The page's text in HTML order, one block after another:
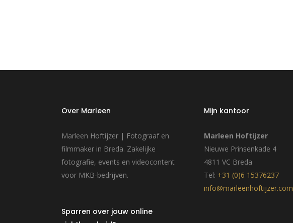
Over Marleen
Marleen Hoftijzer | Fotograaf en
filmmaker in Breda. Zakelijke
fotografie, events en videocontent
voor MKB-bedrijven.
Sparren over jouw online
Mijn kantoor
Marleen Hoftijzer
Nieuwe Prinsenkade 4
4811 VC Breda
Tel: +31 (0)6 15376237
info@marleenhoftijzer.com